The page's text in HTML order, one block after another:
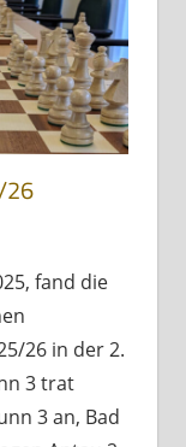
26
fand die
26 in der 2.
3 trat
3 an, Bad